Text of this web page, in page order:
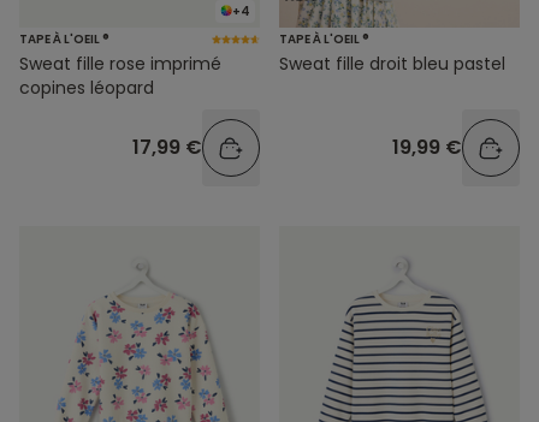
+4
TAPE À L'OEIL ®
Sweat fille rose imprimé
copines léopard
17,99 €
TAPE À L'OEIL ®
Sweat fille droit bleu pastel
19,99 €